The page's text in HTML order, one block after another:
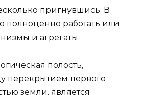
пригнувшись. В
полноценно работать или
и агрегаты.
полость,
перекрытием первого
земли, является